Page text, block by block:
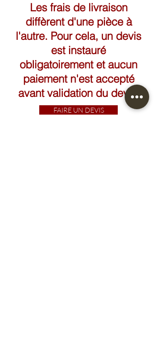
Les frais de livraison
diffèrent d'une pièce à
l'autre. Pour cela, un devis
est instauré
obligatoirement et aucun
paiement n'est accepté
avant validation du devis.
FAIRE UN DEVIS